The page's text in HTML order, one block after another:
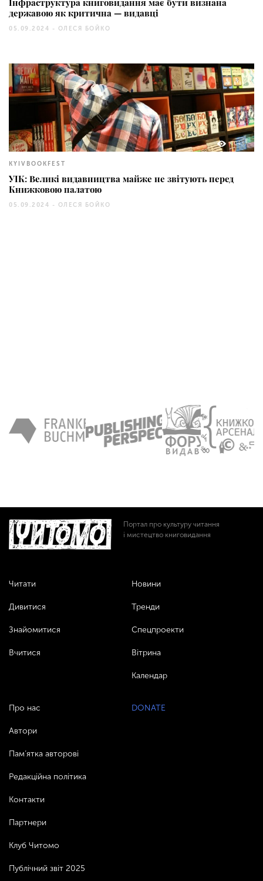
Інфраструктура книговидання має бути визнана
державою як критична — видавці
05.09.2024 - ОЛЕСЯ БОЙКО
1043
KYIVBOOKFEST
УІК: Великі видавництва майже не звітують перед
Книжковою палатою
05.09.2024 - ОЛЕСЯ БОЙКО
Портал про культуру читання
і мистецтво книговидання
Читати
Дивитися
Знайомитися
Вчитися
Новини
Тренди
Спецпроекти
Вітрина
Календар
Про нас
Автори
Пам’ятка авторові
Редакційна політика
Контакти
Партнери
Клуб Читомо
Публічний звіт 2025
DONATE